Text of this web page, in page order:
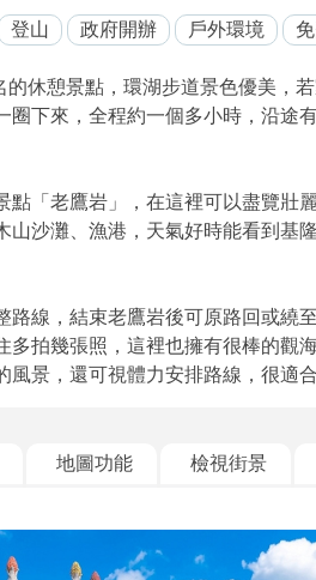
登山 政府開辦 戶外環境
的休憩景點，環湖步道景色優美，
圈下來，全程約一個多小時，沿途
點「老鷹岩」，在這裡可以盡覽壯
山沙灘、漁港，天氣好時能看到基
路線，結束老鷹岩後可原路回或繞
多拍幾張照，這裡也擁有很棒的觀
風景，還可視體力安排路線，很適合
地圖功能 檢視街景